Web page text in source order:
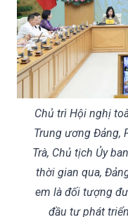
Chủ trì Hội nghị
Trung ương Đảng,
Trà, Chủ tịch Ủy
thời gian qua,
em là đối tượng
đầu tư phát